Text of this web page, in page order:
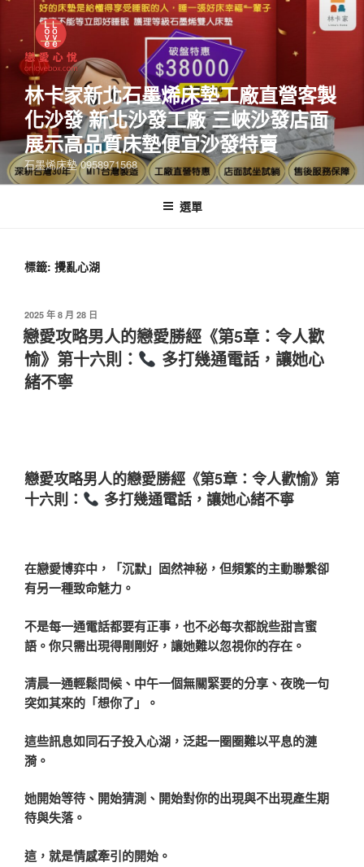
林卡家新北石墨烯床墊工廠直營客製
化沙發 新北沙發工廠 三峽沙發店面
展示高品質床墊便宜沙發特賣
石墨烯床墊 0958971568
選單
標籤: 攪亂心湖
2025 年 8 月 28 日
戀愛攻略男人的戀愛勝經《第5章：令人歡
愉》第十六則：
多打幾通電話，讓她心
緒不寧
戀愛攻略男人的戀愛勝經《第5章：令人歡愉》第
十六則：
多打幾通電話，讓她心緒不寧
在戀愛博弈中，「沉默」固然神秘，但頻繁的主動聯繫卻
有另一種致命魅力。
不是每一通電話都要有正事，也不必每次都說些甜言蜜
語。你只需出現得剛剛好，讓她難以忽視你的存在。
清晨一通輕鬆問候、中午一個無關緊要的分享、夜晚一句
突如其來的「想你了」。
這些訊息如同石子投入心湖，泛起一圈圈難以平息的漣
漪。
她開始等待、開始猜測、開始對你的出現與不出現產生期
待與失落。
這，就是情感牽引的開始。